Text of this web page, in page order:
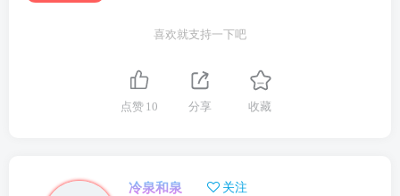
喜欢就支持一下吧
点赞 10 分享 收藏
冷泉和泉 关注